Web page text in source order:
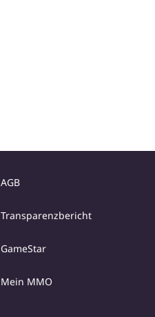
AGB
Transparenzbericht
GameStar
Mein MMO